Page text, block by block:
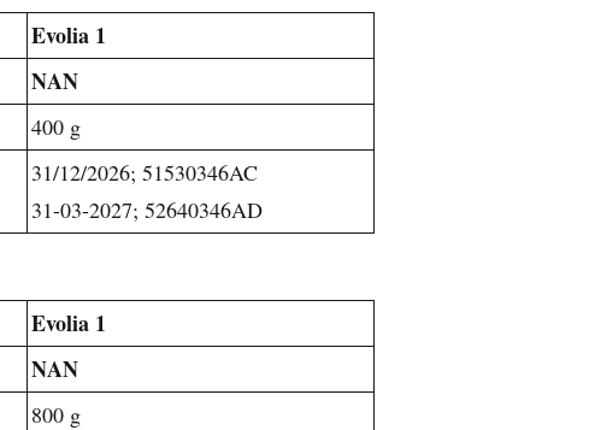
Evolia 1
NAN
400 g
31/12/2026; 51530346AC
31-03-2027; 52640346AD
Evolia 1
NAN
800 g